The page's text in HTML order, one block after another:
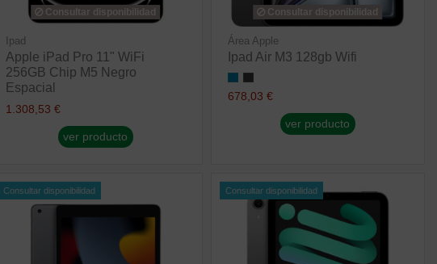
Consultar disponibilidad
Ipad
Apple iPad Pro 11" WiFi
256GB Chip M5 Negro
Espacial
1.308,53 €
ver producto
Consultar disponibilidad
Área Apple
Ipad Air M3 128gb Wifi
678,03 €
ver producto
Consultar disponibilidad Consultar disponibilidad